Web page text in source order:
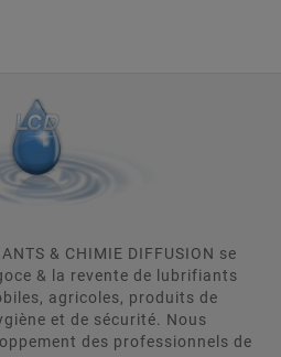
& CHIMIE DIFFUSION se
& la revente de lubrifiants
agricoles, produits de
et de sécurité. Nous
des professionnels de